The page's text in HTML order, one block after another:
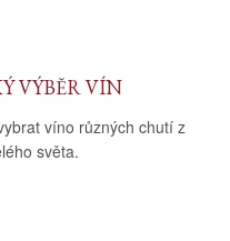
VÝBĚR VÍN
víno různých chutí z
světa.